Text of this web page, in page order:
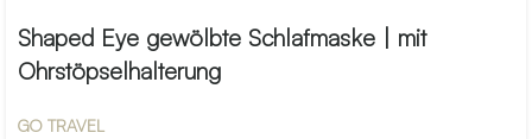
Shaped Eye gewölbte Schlafmaske | mit
Ohrstöpselhalterung
GO TRAVEL